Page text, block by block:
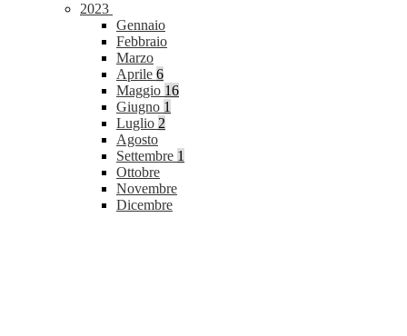
2023
Gennaio
Febbraio
Marzo
Aprile 6
Maggio 16
Giugno 1
Luglio 2
Agosto
Settembre 1
Ottobre
Novembre
Dicembre